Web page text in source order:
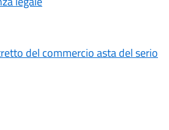
del commercio asta del serio